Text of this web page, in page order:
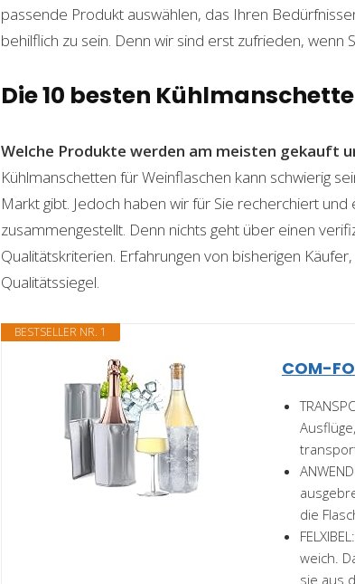
passende Produkt auswählen, das Ihren
behilflich zu sein. Denn wir sind erst zufrieden, wenn
Die 10 besten
Welche Produkte werden am meisten gekauft
Kühlmanschetten für Weinflaschen kann schwierig
Markt gibt. Jedoch haben wir für Sie recherchiert
zusammengestellt. Denn nichts geht über einen
Qualitätskriterien. Erfahrungen von bisherigen
Qualitätssiegel.
BESTSELLER NR. 1
COM-
die
weich.
sie aus